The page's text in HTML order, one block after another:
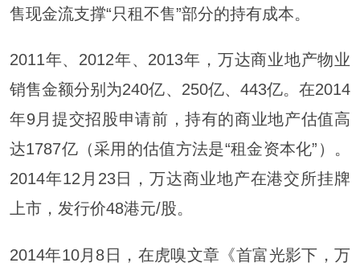
售现金流支撑“只租不售”部分的持有成本。
2011年、2012年、2013年，万达商业地产物业
销售金额分别为240亿、250亿、443亿。在2014
年9月提交招股申请前，持有的商业地产估值高
达1787亿（采用的估值方法是“租金资本化”）。
2014年12月23日，万达商业地产在港交所挂牌
上市，发行价48港元/股。
2014年10月8日，在虎嗅文章《首富光影下，万